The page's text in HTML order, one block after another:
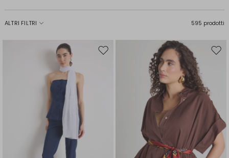
ALTRI FILTRI 595 prodotti
Sposta